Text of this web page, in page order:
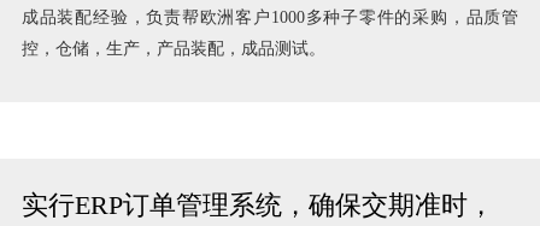
成品装配经验，负责帮欧洲客户1000多种子零件的采购，品质管
控，仓储，生产，产品装配，成品测试。
实行ERP订单管理系统，确保交期准时，